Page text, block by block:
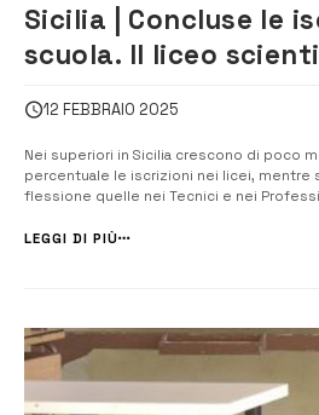
Sicilia | Concluse le
scuola. Il liceo
preferita
12 FEBBRAIO 2025
Nei superiori in Sicilia crescono di poco
percentuale le iscrizioni nei licei, mentre
flessione quelle nei Tecnici e nei
Sicilia, dopo la conclusione del periodo
LEGGI DI PIÙ